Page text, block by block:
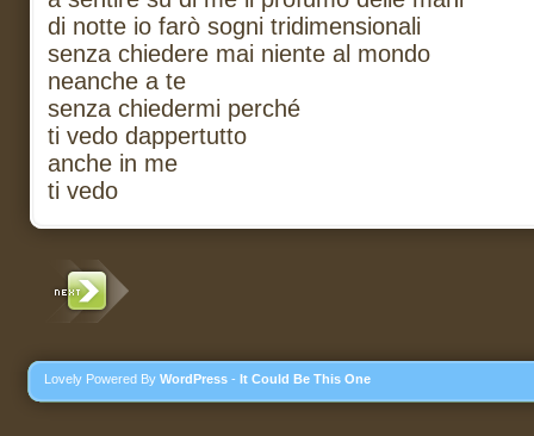
di notte io farò sogni tridimensionali
senza chiedere mai niente al mondo
neanche a te
senza chiedermi perché
ti vedo dappertutto
anche in me
ti vedo
Lovely Powered By WordPress - It Could Be This One